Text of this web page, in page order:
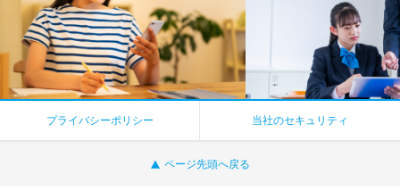
ページ先頭へ戻る
プライバシーポリシー 当社のセキュリティ